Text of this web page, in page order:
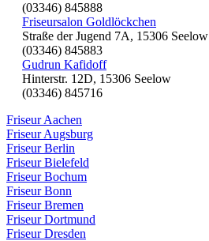
(03346) 845888
Friseursalon Goldlöckchen
Straße der Jugend 7A, 15306 Seelow
(03346) 845883
Gudrun Kafidoff
Hinterstr. 12D, 15306 Seelow
(03346) 845716
Friseur Aachen
Friseur Augsburg
Friseur Berlin
Friseur Bielefeld
Friseur Bochum
Friseur Bonn
Friseur Bremen
Friseur Dortmund
Friseur Dresden